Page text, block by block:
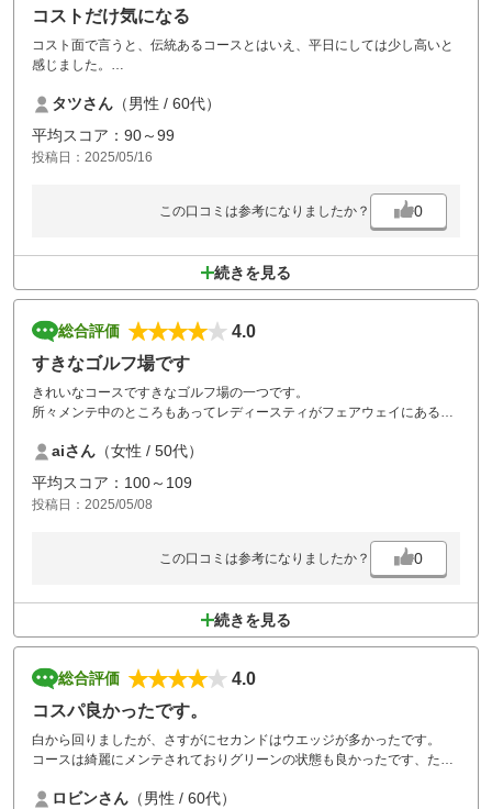
コストだけ気になる
コスト面で言うと、伝統あるコースとはいえ、平日にしては少し高いと
感じました。
ました。ロングホールのレディースティーは、サービスしすぎかと。
フェアーウェイ、グリーンもしっかり整備されている感じでした。
食事は、美味しいかったです。
タツさん （男性 / 60代）
平均スコア：90～99
投稿日：2025/05/16
この口コミは参考になりましたか？ 0
続きを見る
総合評価
4.0
すきなゴルフ場です
きれいなコースですきなゴルフ場の一つです。
所々メンテ中のところもあってレディースティがフェアウェイにあると
少し風はありましたがお天気で楽しくプレイさせてもらいました。
ただ食事で付け合わせのサラダが少し時間が経って乾燥気味で色が変わ
っていたのが残念でした。
aiさん （女性 / 50代）
平均スコア：100～109
投稿日：2025/05/08
この口コミは参考になりましたか？ 0
続きを見る
総合評価
4.0
コスパ良かったです。
白から回りましたが、さすがにセカンドはウエッジが多かったです。
コースは綺麗にメンテされておりグリーンの状態も良かったです、ただ
土曜日の午後スルーでコストパフォーマンスはかなり良かったと感じて
ロビンさん （男性 / 60代）